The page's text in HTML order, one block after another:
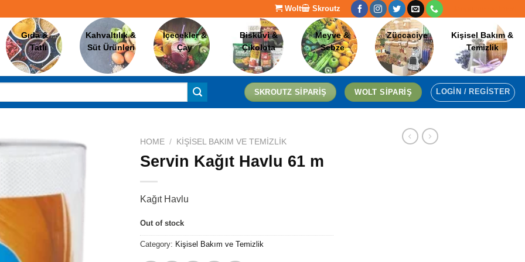
Wolt Skroutz
Gıda &
Tatlı
Kahvaltılık &
Süt Ürünleri
İçecekler &
Çay
Bisküvi &
Çikolota
Meyve &
Sebze
Züccaciye
Kişisel Bakım &
Temizlik
SKROUTZ SIPARIŞ WOLT SIPARIŞ LOGIN / REGISTER
HOME / KIŞISEL BAKIM VE TEMIZLIK
Servin Kağıt Havlu 61 m
Kağıt Havlu
Out of stock
Category: Kişisel Bakım ve Temizlik